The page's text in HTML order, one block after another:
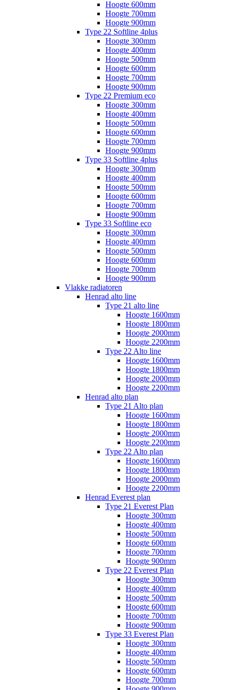
Hoogte 600mm
Hoogte 700mm
Hoogte 900mm
Type 22 Softline 4plus
Hoogte 300mm
Hoogte 400mm
Hoogte 500mm
Hoogte 600mm
Hoogte 700mm
Hoogte 900mm
Type 22 Premium eco
Hoogte 300mm
Hoogte 400mm
Hoogte 500mm
Hoogte 600mm
Hoogte 700mm
Hoogte 900mm
Type 33 Softline 4plus
Hoogte 300mm
Hoogte 400mm
Hoogte 500mm
Hoogte 600mm
Hoogte 700mm
Hoogte 900mm
Type 33 Softline eco
Hoogte 300mm
Hoogte 400mm
Hoogte 500mm
Hoogte 600mm
Hoogte 700mm
Hoogte 900mm
Vlakke radiatoren
Henrad alto line
Type 21 alto line
Hoogte 1600mm
Hoogte 1800mm
Hoogte 2000mm
Hoogte 2200mm
Type 22 Alto line
Hoogte 1600mm
Hoogte 1800mm
Hoogte 2000mm
Hoogte 2200mm
Henrad alto plan
Type 21 Alto plan
Hoogte 1600mm
Hoogte 1800mm
Hoogte 2000mm
Hoogte 2200mm
Type 22 Alto plan
Hoogte 1600mm
Hoogte 1800mm
Hoogte 2000mm
Hoogte 2200mm
Henrad Everest plan
Type 21 Everest Plan
Hoogte 300mm
Hoogte 400mm
Hoogte 500mm
Hoogte 600mm
Hoogte 700mm
Hoogte 900mm
Type 22 Everest Plan
Hoogte 300mm
Hoogte 400mm
Hoogte 500mm
Hoogte 600mm
Hoogte 700mm
Hoogte 900mm
Type 33 Everest Plan
Hoogte 300mm
Hoogte 400mm
Hoogte 500mm
Hoogte 600mm
Hoogte 700mm